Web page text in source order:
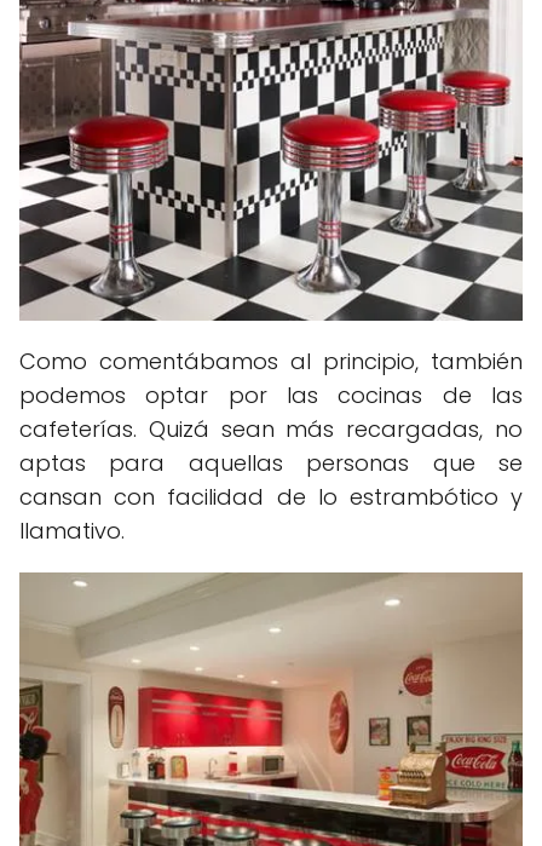
Como comentábamos al principio, también
podemos optar por las cocinas de las
cafeterías. Quizá sean más recargadas, no
aptas para aquellas personas que se
cansan con facilidad de lo estrambótico y
llamativo.